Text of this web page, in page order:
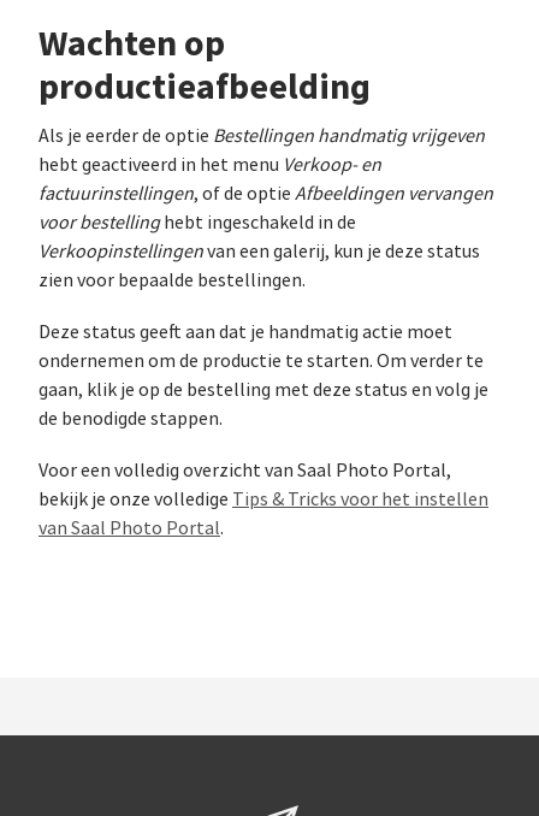
Wachten op
productieafbeelding
Als je eerder de optie Bestellingen handmatig vrijgeven
hebt geactiveerd in het menu Verkoop- en
factuurinstellingen, of de optie Afbeeldingen vervangen
voor bestellinghebt ingeschakeld in de
Verkoopinstellingenvan een galerij, kun je deze status
zien voor bepaalde bestellingen.
Deze status geeft aan dat je handmatig actie moet
ondernemen om de productie te starten. Om verder te
gaan, klik je op de bestelling met deze status en volg je
de benodigde stappen.
Voor een volledig overzicht van Saal Photo Portal,
bekijk je onze volledige Tips & Tricks voor het instellen
van Saal Photo Portal.